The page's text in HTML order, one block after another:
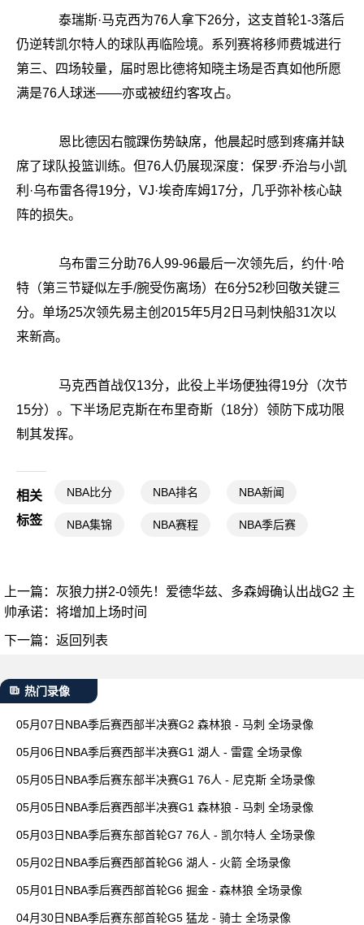
泰瑞斯·马克西为76人拿下26分，这支首轮1-3落后
仍逆转凯尔特人的球队再临险境。系列赛将移师费城进行
第三、四场较量，届时恩比德将知晓主场是否真如他所愿
满是76人球迷——亦或被纽约客攻占。
恩比德因右髋踝伤势缺席，他晨起时感到疼痛并缺
席了球队投篮训练。但76人仍展现深度：保罗·乔治与小凯
利·乌布雷各得19分，VJ·埃奇库姆17分，几乎弥补核心缺
阵的损失。
乌布雷三分助76人99-96最后一次领先后，约什·哈
特（第三节疑似左手/腕受伤离场）在6分52秒回敬关键三
分。单场25次领先易主创2015年5月2日马刺快船31次以
来新高。
马克西首战仅13分，此役上半场便独得19分（次节
15分）。下半场尼克斯在布里奇斯（18分）领防下成功限
制其发挥。
相关
标签
NBA比分 NBA排名 NBA新闻
NBA集锦 NBA赛程 NBA季后赛
上一篇： 灰狼力拼2-0领先！爱德华兹、多森姆确认出战G2 主
帅承诺：将增加上场时间
下一篇： 返回列表
热门录像
05月07日NBA季后赛西部半决赛G2 森林狼 - 马刺 全场录像
05月06日NBA季后赛西部半决赛G1 湖人 - 雷霆 全场录像
05月05日NBA季后赛东部半决赛G1 76人 - 尼克斯 全场录像
05月05日NBA季后赛西部半决赛G1 森林狼 - 马刺 全场录像
05月03日NBA季后赛东部首轮G7 76人 - 凯尔特人 全场录像
05月02日NBA季后赛西部首轮G6 湖人 - 火箭 全场录像
05月01日NBA季后赛西部首轮G6 掘金 - 森林狼 全场录像
04月30日NBA季后赛东部首轮G5 猛龙 - 骑士 全场录像